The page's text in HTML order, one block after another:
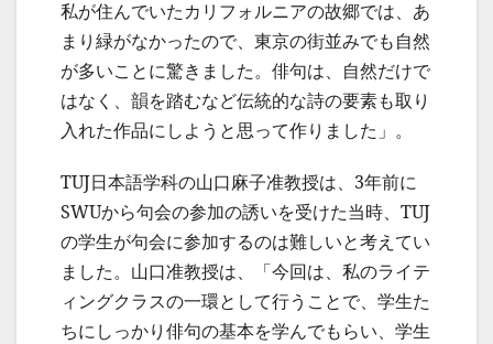
私が住んでいたカリフォルニアの故郷では、あ
まり緑がなかったので、東京の街並みでも自然
が多いことに驚きました。俳句は、自然だけで
はなく、韻を踏むなど伝統的な詩の要素も取り
入れた作品にしようと思って作りました」。
TUJ日本語学科の山口麻子准教授は、3年前に
SWUから句会の参加の誘いを受けた当時、TUJ
の学生が句会に参加するのは難しいと考えてい
ました。山口准教授は、「今回は、私のライテ
ィングクラスの一環として行うことで、学生た
ちにしっかり俳句の基本を学んでもらい、学生